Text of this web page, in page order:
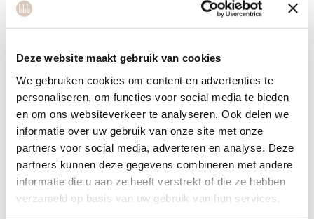
Deze website maakt gebruik van cookies
We gebruiken cookies om content en advertenties te
personaliseren, om functies voor social media te bieden
en om ons websiteverkeer te analyseren. Ook delen we
informatie over uw gebruik van onze site met onze
partners voor social media, adverteren en analyse. Deze
partners kunnen deze gegevens combineren met andere
informatie die u aan ze heeft verstrekt of die ze hebben
verzameld op basis van uw gebruik van hun services.
Esther
Na jaren werkzaam te zijn geweest als projectmanager heeft
Esther zich omgeschoold tot leefstijlcoach. Door een aantal
persoonlijke ervaringen heeft ze ontdekt dat body en mind
onlosmakelijk met elkaar verbonden zijn, en dat je zelf veel
kunt doen om deze in balans te krijgen en te houden. De
holistische aanpak van bbb sluit aan bij haar visie als